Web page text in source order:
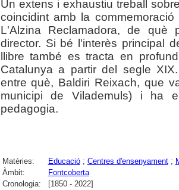
Un extens i exhaustiu treball
coincidint amb la
L'Alzina Reclamadora, de què
director. Si bé l'interès principal
llibre també es tracta en
Catalunya a partir del segle
entre què, Baldiri Reixach, que
municipi de Vilademuls) i ha
pedagogia.
Matèries: Educació; Centres d'ensenyament;
Àmbit:
Fontcoberta
Cronologia:
[1850 - 2022]